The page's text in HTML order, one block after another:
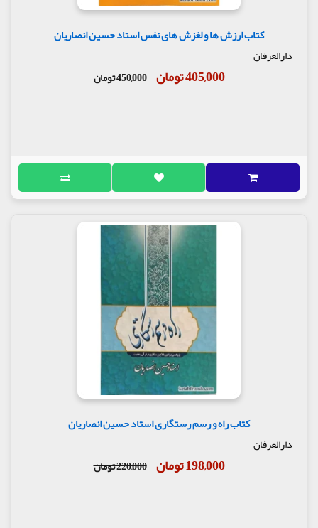
کتاب ارزش ها و لغزش های نفس استاد حسین انصاریان
دارالعرفان
405,000 تومان 450,000 تومان
کتاب راه و رسم رستگاری استاد حسین انصاریان
دارالعرفان
198,000 تومان 220,000 تومان